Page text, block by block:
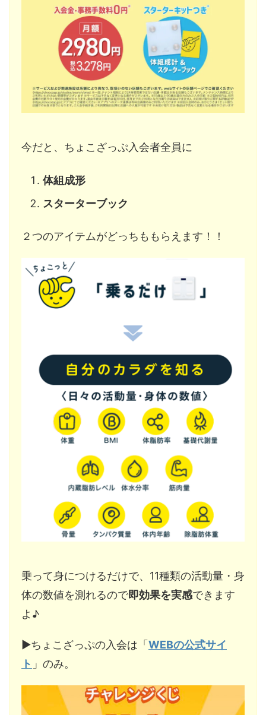
今だと、ちょこざっぷ入会者全員に
体組成形
スターターブック
２つのアイテムがどっちももらえます！！
乗って身につけるだけで、11種類の活動量・身
体の数値を測れるので即効果を実感できます
よ♪
▶︎ちょこざっぷの入会は「WEBの公式サイ
ト 」のみ。